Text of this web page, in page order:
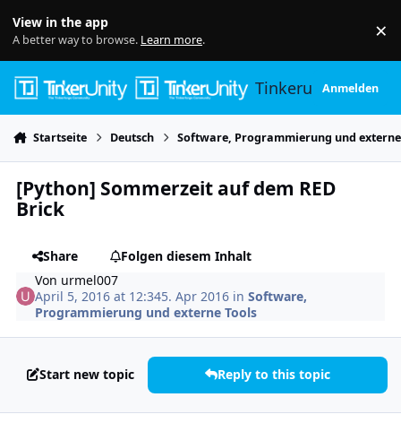
View in the app
A better way to browse. Learn more. ×
TinkerunityAnmelden
Startseite Deutsch Software, Programmierung und
[Python] Sommerzeit auf dem RED
Brick
Share
Folgen diesem Inhalt
Von urmel007
April 5, 2016 at 12:345. Apr 2016 inSoftware,
Programmierung und externe Tools
Start new topic Reply to this topic